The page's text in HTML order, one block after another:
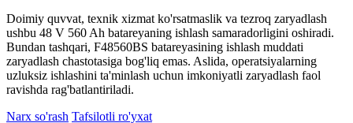
Doimiy quvvat, texnik xizmat ko'rsatmaslik va tezroq zaryadlash
ushbu 48 V 560 Ah batareyaning ishlash samaradorligini oshiradi.
Bundan tashqari, F48560BS batareyasining ishlash muddati
zaryadlash chastotasiga bog'liq emas. Aslida, operatsiyalarning
uzluksiz ishlashini ta'minlash uchun imkoniyatli zaryadlash faol
ravishda rag'batlantiriladi.
Narx so'rash Tafsilotli ro'yxat